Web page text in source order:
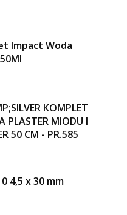
Impact Woda
KOMPLET
PLASTER MIODU I
50 CM - PR.585
4,5 x 30 mm